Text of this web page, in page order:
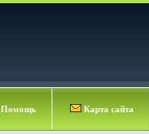
Помощь Карта сайта